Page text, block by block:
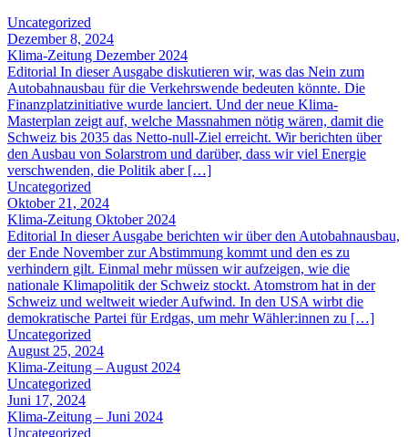
Uncategorized
Dezember 8, 2024
Klima-Zeitung Dezember 2024
Editorial In dieser Ausgabe diskutieren wir, was das Nein zum
Autobahnausbau für die Verkehrswende bedeuten könnte. Die
Finanzplatzinitiative wurde lanciert. Und der neue Klima-
Masterplan zeigt auf, welche Massnahmen nötig wären, damit die
Schweiz bis 2035 das Netto-null-Ziel erreicht. Wir berichten über
den Ausbau von Solarstrom und darüber, dass wir viel Energie
verschwenden, die Politik aber […]
Uncategorized
Oktober 21, 2024
Klima-Zeitung Oktober 2024
Editorial In dieser Ausgabe berichten wir über den Autobahnausbau,
der Ende November zur Abstimmung kommt und den es zu
verhindern gilt. Einmal mehr müssen wir aufzeigen, wie die
nationale Klimapolitik der Schweiz stockt. Atomstrom hat in der
Schweiz und weltweit wieder Aufwind. In den USA wirbt die
demokratische Partei für Erdgas, um mehr Wähler:innen zu […]
Uncategorized
August 25, 2024
Klima-Zeitung – August 2024
Uncategorized
Juni 17, 2024
Klima-Zeitung – Juni 2024
Uncategorized